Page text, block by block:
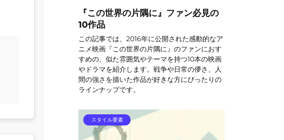
『この世界の片隅に』ファン必見の
10作品
この記事では、2016年に公開された感動的なア
ニメ映画『この世界の片隅に』のファンにおす
すめの、似た雰囲気やテーマを持つ10本の映画
やドラマを紹介します。戦争や日常の儚さ、人
間の強さを描いた作品が好きな方にぴったりの
ラインナップです。
スタイル要素